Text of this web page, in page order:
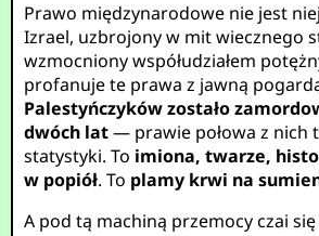
Prawo międzynarodowe nie jest
Izrael, uzbrojony w mit wiecznego
wzmocniony współudziałem
profanuje te prawa z jawną
Palestyńczyków zostało
dwóch lat— prawie połowa z nich
statystyki. To imiona, twarze,
w popiół. To plamy krwi na
A pod tą machiną przemocy czai